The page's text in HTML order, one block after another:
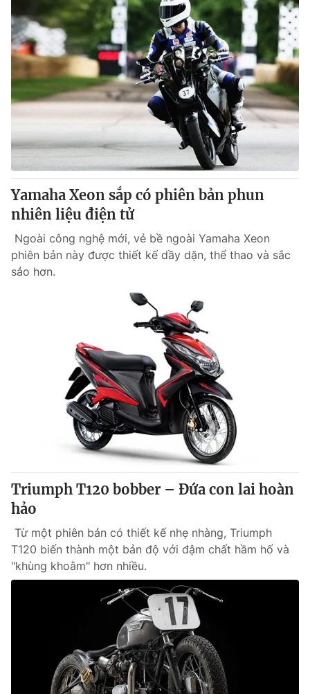
Yamaha Xeon sắp có phiên bản phun
nhiên liệu điện tử
Ngoài công nghệ mới, vẻ bề ngoài Yamaha Xeon
phiên bản này được thiết kế dầy dặn, thể thao và sắc
sảo hơn.
Triumph T120 bobber – Đứa con lai hoàn
hảo
Từ một phiên bản có thiết kế nhẹ nhàng, Triumph
T120 biến thành một bản độ với đậm chất hầm hố và
"khùng khoằm" hơn nhiều.